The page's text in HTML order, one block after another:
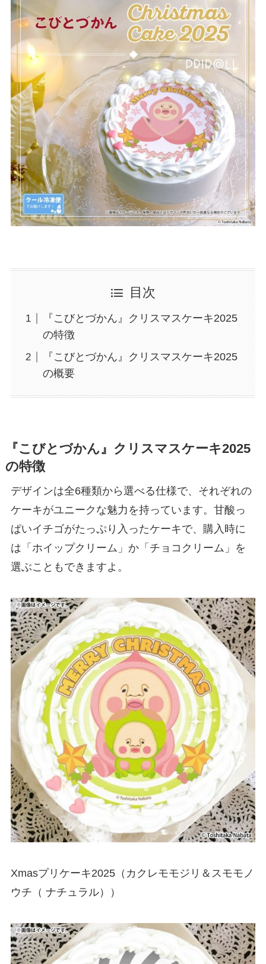
目次
『こびとづかん』クリスマスケーキ2025
の特徴
『こびとづかん』クリスマスケーキ2025
の概要
『こびとづかん』クリスマスケーキ2025
の特徴
デザインは全6種類から選べる仕様で、それぞれの
ケーキがユニークな魅力を持っています。甘酸っ
ぱいイチゴがたっぷり入ったケーキで、購入時に
は「ホイップクリーム」か「チョコクリーム」を
選ぶこともできますよ。
Xmasプリケーキ2025（カクレモモジリ＆スモモノ
ウチ（ ナチュラル））